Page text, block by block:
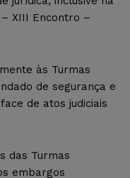
XIII Encontro –
às Turmas
de segurança e
de atos judiciais
das Turmas
embargos